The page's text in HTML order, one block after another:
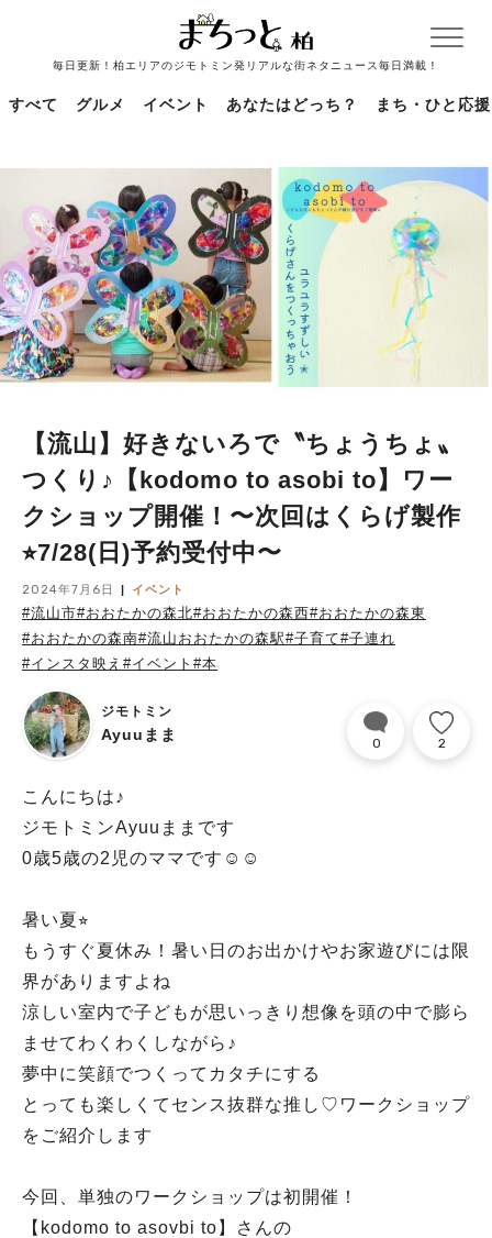
毎日更新！柏エリアのジモトミン発リアルな街ネタニュース毎日満載！
すべて グルメ イベント あなたはどっち？ まち・ひと応援
【流山】好きないろで〝ちょうちょ〟
つくり♪【kodomo to asobi to】ワー
クショップ開催！〜次回はくらげ製作
⭐︎7/28(日)予約受付中〜
2024年7月6日 イベント
#流山市#おおたかの森北#おおたかの森西#おおたかの森東
#おおたかの森南#流山おおたかの森駅#子育て#子連れ
#インスタ映え #イベント #本
ジモトミン
Ayuuまま 0 2
こんにちは♪
ジモトミンAyuuままです
0歳5歳の2児のママです☺︎☺︎
暑い夏⭐︎
もうすぐ夏休み！暑い日のお出かけやお家遊びには限
界がありますよね
涼しい室内で子どもが思いっきり想像を頭の中で膨ら
ませてわくわくしながら♪
夢中に笑顔でつくってカタチにする
とっても楽しくてセンス抜群な推し♡ワークショップ
をご紹介します
今回、単独のワークショップは初開催！
【kodomo to asovbi to】さんの